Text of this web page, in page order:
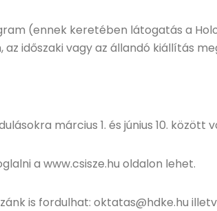
(ennek keretében látogatás a
az időszaki vagy az állandó kiállítás
március 1. és június 10. között
a www.csisze.hu oldalon lehet.
is fordulhat: oktatas@hdke.hu